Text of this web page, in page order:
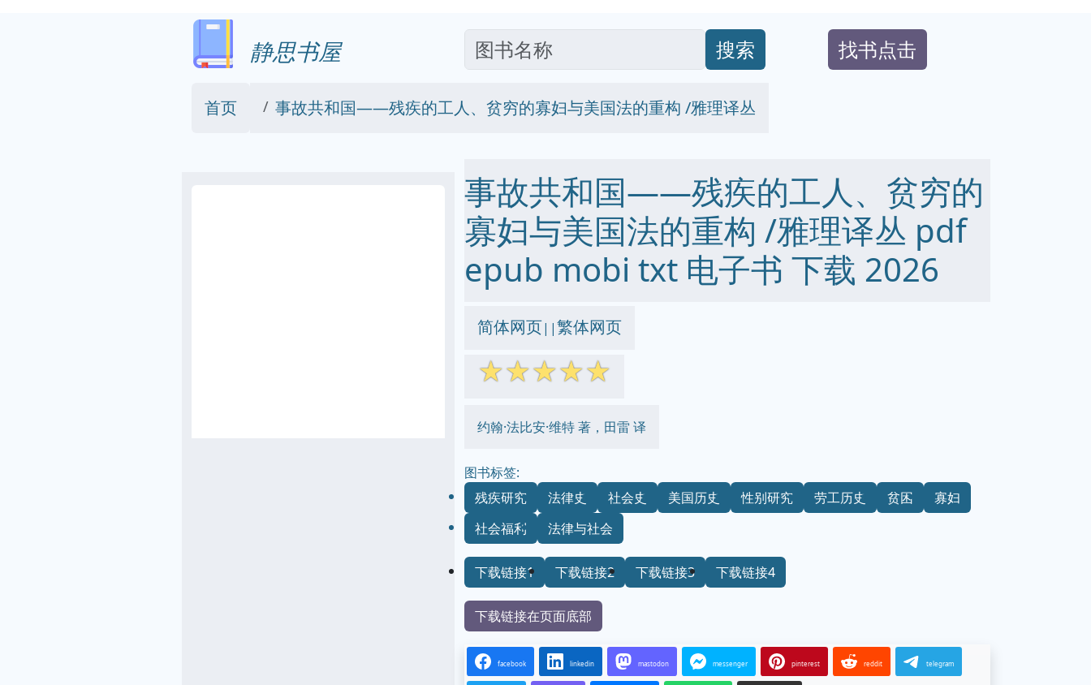
静思书屋 搜索 找书点击
首页 事故共和国——残疾的工人、贫穷的寡妇与美国法的重构 /雅理译丛
事故共和国——残疾的工人、贫穷的
寡妇与美国法的重构 /雅理译丛 pdf
epub mobi txt 电子书 下载 2026
简体网页||繁体网页
☆☆☆☆☆
约翰·法比安·维特 著，田雷 译
图书标签:
残疾研究
法律史 社会史 美国历史 性别研究 劳工历史 贫困
寡妇
社会福利
法律与社会
下载链接1 下载链接2 下载链接3 下载链接4
下载链接在页面底部
facebook linkedin mastodon messenger pinterest reddit telegram